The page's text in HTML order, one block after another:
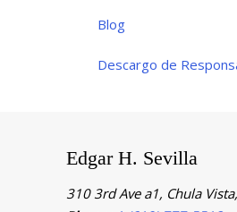
Blog
Descargo de
Edgar H. Sevilla
310 3rd Ave a1, Chula